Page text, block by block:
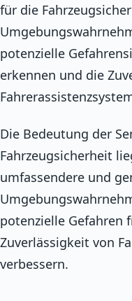
für die
potenzielle
erkennen und die
Die Bedeutung der
Fahrzeugsicherheit
umfassendere und
potenzielle Gefahren
Zuverlässigkeit von
verbessern.